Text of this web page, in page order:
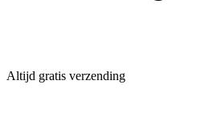
Altijd gratis verzending